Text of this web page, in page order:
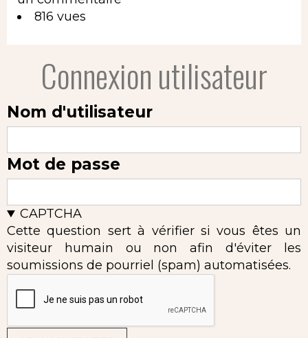
816 vues
Connexion utilisateur
Nom d'utilisateur
Mot de passe
CAPTCHA
Cette question sert à vérifier si vous êtes un
visiteur humain ou non afin d'éviter les
soumissions de pourriel (spam) automatisées.